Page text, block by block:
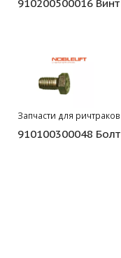
Запчасти для ричтраков
910100300048 Болт